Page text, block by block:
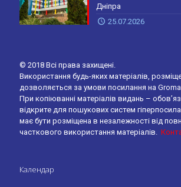
Дніпра
25.07.2026
© 2018 Всі права захищені.
Використання будь-яких матеріалів,
дозволяється за умови посилання на
При копіюванні матеріалів видань –
відкрите для пошукових систем
має бути розміщена в незалежності від
часткового використання матеріалів.
Календар